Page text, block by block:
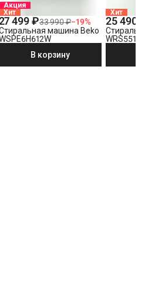
Акция
Хит
499 ₽33 990 ₽−19%
машина Beko
В корзину
Хит
25 490